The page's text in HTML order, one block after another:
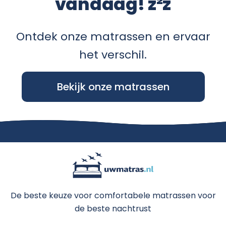
Ontdek onze matrassen en ervaar
het verschil.
Bekijk onze matrassen
De beste keuze voor comfortabele matrassen voor
de beste nachtrust